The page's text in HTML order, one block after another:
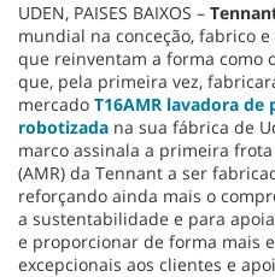
UDEN, PAISES BAIXOS –
mundial na conceção, fabrico
que reinventam a forma como
que, pela primeira vez,
mercado T16AMR lavadora
robotizada na sua fábrica de
marco assinala a primeira
(AMR) da Tennant a ser
reforçando ainda mais o
a sustentabilidade e para
e proporcionar de forma mais
excepcionais aos clientes e